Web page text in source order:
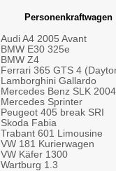
Personenkraftwagen
Audi A4 2005 Avant
BMW E30 325e
BMW Z4
Ferrari 365 GTS 4
Lamborghini Gallardo
Mercedes Benz SLK
Mercedes Sprinter
Peugeot 405 break SRI
Skoda Fabia
Trabant 601 Limousine
VW 181 Kurierwagen
VW Käfer 1300
Wartburg 1.3